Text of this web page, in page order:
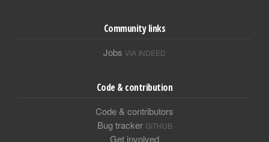
Community links
Jobs VIA INDEED
Code & contribution
Code & contributors
Bug tracker GITHUB
Get involved